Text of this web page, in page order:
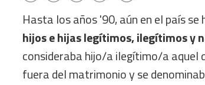
Hasta los años '90, aún en el país se
hijos e hijas legítimos, ilegítimos y
consideraba hijo/a ilegítimo/a aquel
fuera del matrimonio y se